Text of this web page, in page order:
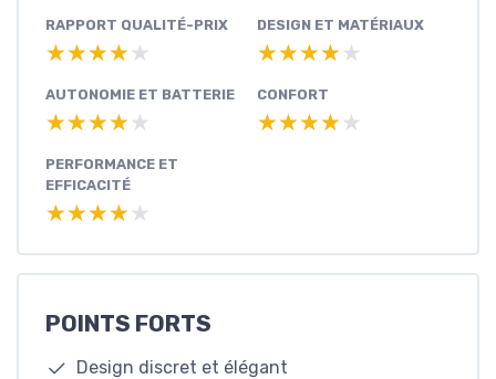
RAPPORT QUALITÉ-PRIX
★★★★★
★★★★★
DESIGN ET MATÉRIAUX
★★★★★
★★★★★
AUTONOMIE ET BATTERIE
★★★★★
★★★★★
CONFORT
★★★★★
★★★★★
PERFORMANCE ET
EFFICACITÉ
★★★★★
★★★★★
POINTS FORTS
Design discret et élégant